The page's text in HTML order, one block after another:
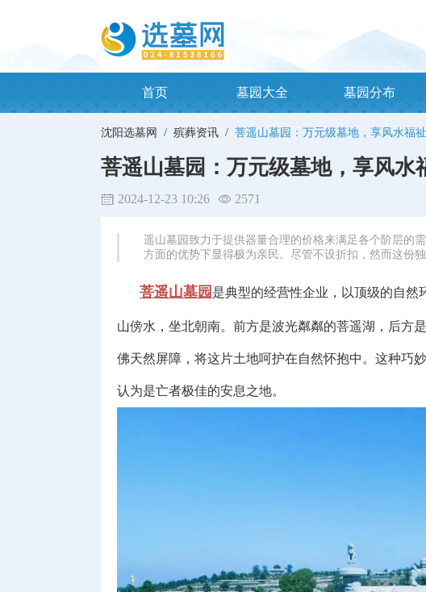
首页 墓园大全 墓园分布
沈阳选墓网 / 殡葬资讯 / 菩遥山墓园：万元级墓地，享风水福
菩遥山墓园：万元级墓地，享风水
2024-12-23 10:26 2571
遥山墓园致力于提供器量合理的价格来满足各个阶层的
方面的优势下显得极为亲民。尽管不设折扣，然而这份
菩遥山墓园 是典型的经营性企业，以顶级的自然
山傍水，坐北朝南。前方是波光粼粼的菩遥湖，后方
佛天然屏障，将这片土地呵护在自然怀抱中。这种巧
认为是亡者极佳的安息之地。